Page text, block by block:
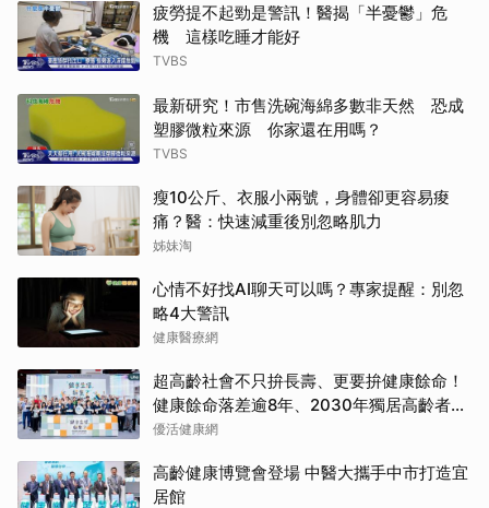
疲勞提不起勁是警訊！醫揭「半憂鬱」危
機 這樣吃睡才能好
TVBS
最新研究！市售洗碗海綿多數非天然 恐成
塑膠微粒來源 你家還在用嗎？
TVBS
瘦10公斤、衣服小兩號，身體卻更容易痠
痛？醫：快速減重後別忽略肌力
姊妹淘
心情不好找AI聊天可以嗎？專家提醒：別忽
略4大警訊
健康醫療網
超高齡社會不只拚長壽、更要拚健康餘命！
健康餘命落差逾8年、2030年獨居高齡者估
破百萬戶
優活健康網
高齡健康博覽會登場 中醫大攜手中市打造宜
居館